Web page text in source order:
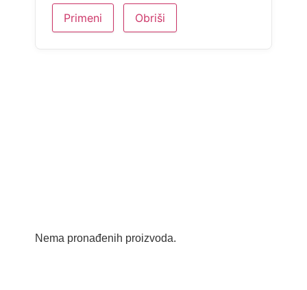
Primeni Obriši
Nema pronađenih proizvoda.